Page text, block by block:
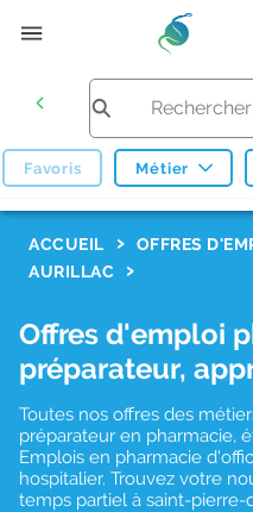
Favoris Métier
ACCUEIL OFFRES
AURILLAC
Offres d'emploi
préparateur,
Toutes nos offres des
préparateur en pharmacie,
Emplois en pharmacie
hospitalier. Trouvez votre
temps partiel à saint-pierre-